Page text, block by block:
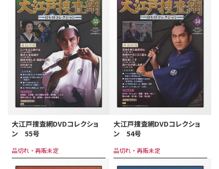
大江戸捜査網DVDコレクショ
ン 55号
品切れ・再販未定
大江戸捜査網DVDコレクショ
ン 54号
品切れ・再販未定